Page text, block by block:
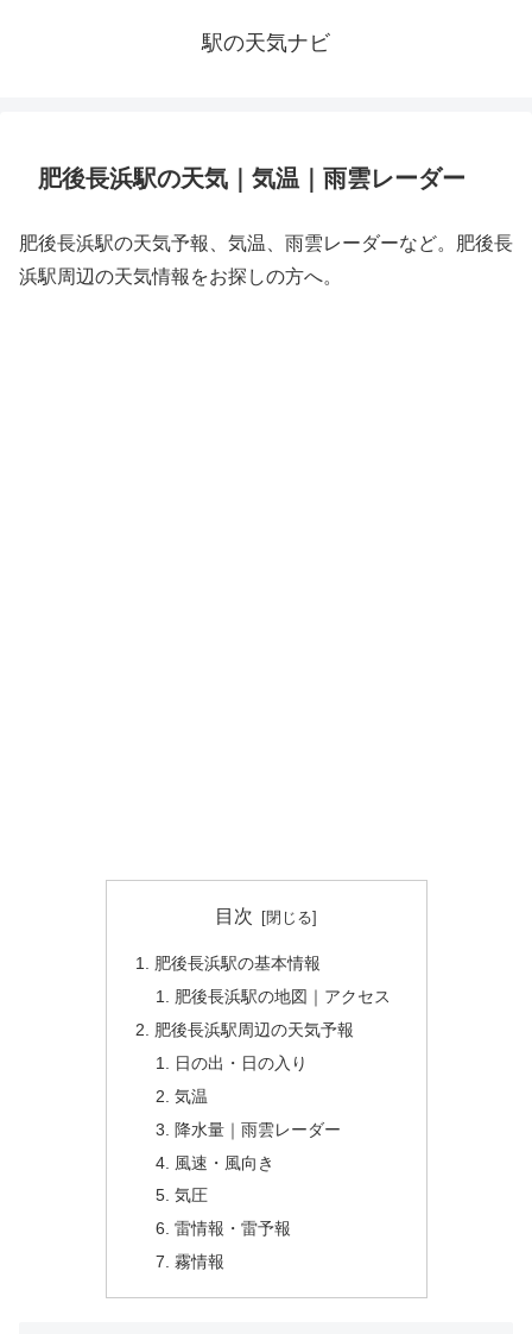
駅の天気ナビ
肥後長浜駅の天気｜気温｜雨雲レーダー
肥後長浜駅の天気予報、気温、雨雲レーダーなど。肥後長
浜駅周辺の天気情報をお探しの方へ。
目次
肥後長浜駅の基本情報
肥後長浜駅の地図｜アクセス
肥後長浜駅周辺の天気予報
日の出・日の入り
気温
降水量｜雨雲レーダー
風速・風向き
気圧
雷情報・雷予報
霧情報